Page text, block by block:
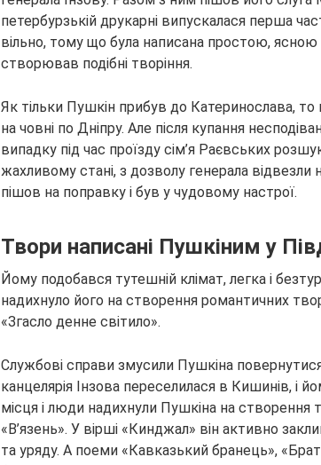
петербурзькій друкарні випускалася перша
вільно, тому що була написана простою,
створював подібні творіння.
Як тільки Пушкін прибув до Катеринослава,
на човні по Дніпру. Але після купання
випадку під час проїзду сім’я Раєвських
жахливому стані, з дозволу генерала
пішов на поправку і був у чудовому настрої.
Твори написані Пушкіним у
Йому подобався тутешній клімат, легка і
надихнуло його на створення романтичних
«Згасло денне світило».
Службові справи змусили Пушкіна
канцелярія Інзова переселилася в Кишинів, і
місця і люди надихнули Пушкіна на створення
«В’язень». У вірші «Кинджал» він активно
та уряду. А поеми «Кавказький бранець»,